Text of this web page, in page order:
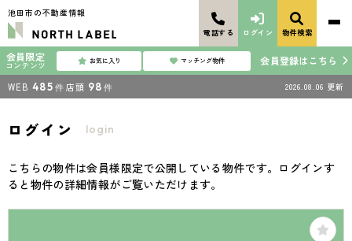
池田市の不動産情報
電話する ログイン 物件検索
会員限定
コンテンツ お気に入り マッチング物件 会員登録はこちら
WEB 485 件 店頭 98 件 2026.08.06 更新
ログイン login
こちらの物件は会員様限定で公開している物件です。ログインす
ると物件の詳細情報がご覧いただけます。